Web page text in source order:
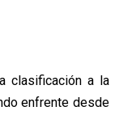
clasificación a la
enfrente desde